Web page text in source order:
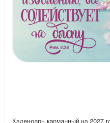
Календарь карманный на 2027